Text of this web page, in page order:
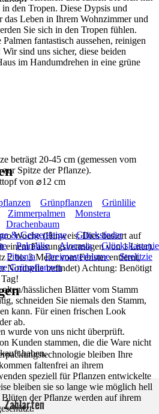
den Tropen. Diese Dypsis und
das Leben in Ihrem Wohnzimmer und
Sie sich in den Tropen fühlen.
fantastisch aussehen, reinigen
sind uns sicher, diese beiden
im Handumdrehen in eine grüne
beträgt 20-45 cm (gemessen vom
Spitze der Pflanze).
von ⌀12 cm
Woche (Hinweis: Dies basiert auf
einem Fassungsvermögen von 1 Liter).
2 bis 3 Meter vom Fenster entfernt,
Nordseite befindet) Achtung: Benötigt
hässlichen Blätter vom Stamm
schneiden Sie niemals den Stamm,
kann. Für einen frischen Look
ab.
bleiben Ihre
faltenfrei an ihrem
speziell für Pflanzen entwickelte
bleiben sie so lange wie möglich hell
der Pflanze werden auf ihrem
Grünpflanzen
Grünlilie
Zimmerpalmen
Monstera
Drachenbaum
& Geigenfeige
Glücksfeder
Palmlilie Alocasia
Glückskastanie
Fittonia Dreimasterblume
Strelitzie
Grünpflanzen
wurde von uns nicht überprüft.
Kunden stammen, die die Ware nicht
haben.
Zahlarten